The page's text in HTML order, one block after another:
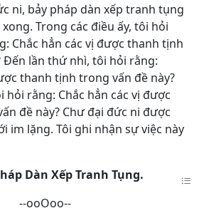
ni, bảy pháp dàn xếp tranh tụng
Trong các điều ấy, tôi hỏi
Chắc hẳn các vị được thanh tịnh
Đến lần thứ nhì, tôi hỏi rằng:
thanh tịnh trong vấn đề này?
rằng: Chắc hẳn các vị được
đề này? Chư đại đức ni được
im lặng. Tôi ghi nhận sự việc này
Dàn Xếp Tranh Tụng.
--ooOoo--